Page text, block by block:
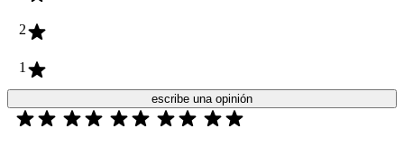
2
1
escribe una opinión